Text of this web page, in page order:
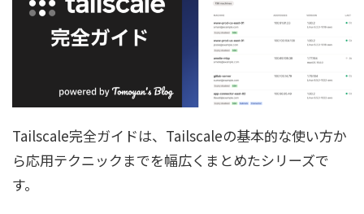
Tailscale完全ガイドは、Tailscaleの基本的な使い方か
ら応用テクニックまでを幅広くまとめたシリーズで
す。